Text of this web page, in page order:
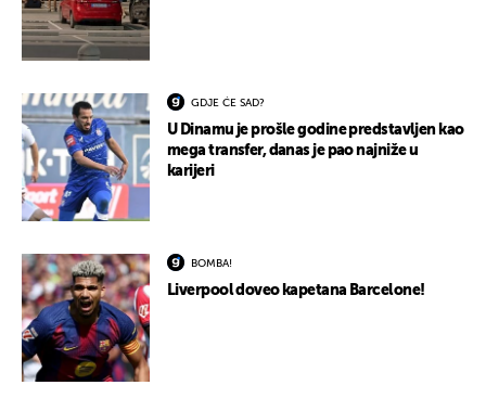
GDJE ĆE SAD?
U Dinamu je prošle godine predstavljen kao
mega transfer, danas je pao najniže u
karijeri
BOMBA!
Liverpool doveo kapetana Barcelone!